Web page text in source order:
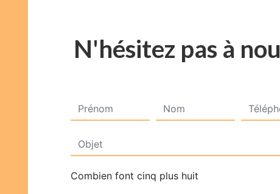
N'hésitez pas à
Combien font cinq plus huit